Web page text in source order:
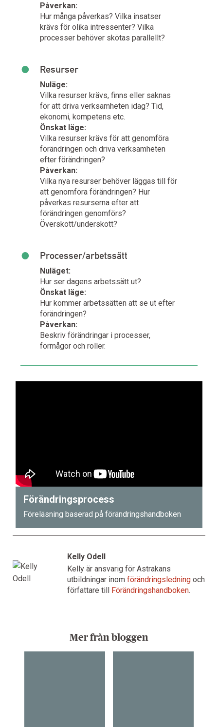
Påverkan:
Hur många påverkas? Vilka insatser
krävs för olika intressenter? Vilka
processer behöver skötas parallellt?
• Resurser
Nuläge:
Vilka resurser krävs, finns eller saknas
för att driva verksamheten idag? Tid,
ekonomi, kompetens etc.
Önskat läge:
Vilka resurser krävs för att genomföra
förändringen och driva verksamheten
efter förändringen?
Påverkan:
Vilka nya resurser behöver läggas till för
att genomföra förändringen? Hur
påverkas resurserna efter att
förändringen genomförs?
Överskott/underskott?
• Processer/arbetssätt
Nuläget:
Hur ser dagens arbetssätt ut?
Önskat läge:
Hur kommer arbetssätten att se ut efter
förändringen?
Påverkan:
Beskriv förändringar i processer,
förmågor och roller.
Förändringsprocess
Föreläsning baserad på förändringshandboken
Kelly Odell
Kelly är ansvarig för Astrakans
utbildningar inom förändringsledning och
författare till
Förändringshandboken.
Mer från bloggen